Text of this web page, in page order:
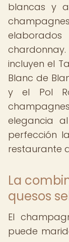
blancas y
incluyen el
Blanc de
y el Pol
elegancia
perfección
restaurante
La
quesos
El
puede